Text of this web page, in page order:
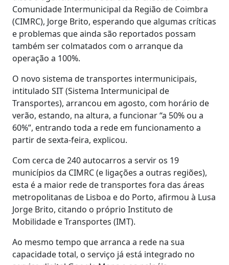
Comunidade Intermunicipal da Região de Coimbra
(CIMRC), Jorge Brito, esperando que algumas críticas
e problemas que ainda são reportados possam
também ser colmatados com o arranque da
operação a 100%.
O novo sistema de transportes intermunicipais,
intitulado SIT (Sistema Intermunicipal de
Transportes), arrancou em agosto, com horário de
verão, estando, na altura, a funcionar “a 50% ou a
60%”, entrando toda a rede em funcionamento a
partir de sexta-feira, explicou.
Com cerca de 240 autocarros a servir os 19
municípios da CIMRC (e ligações a outras regiões),
esta é a maior rede de transportes fora das áreas
metropolitanas de Lisboa e do Porto, afirmou à Lusa
Jorge Brito, citando o próprio Instituto de
Mobilidade e Transportes (IMT).
Ao mesmo tempo que arranca a rede na sua
capacidade total, o serviço já está integrado no